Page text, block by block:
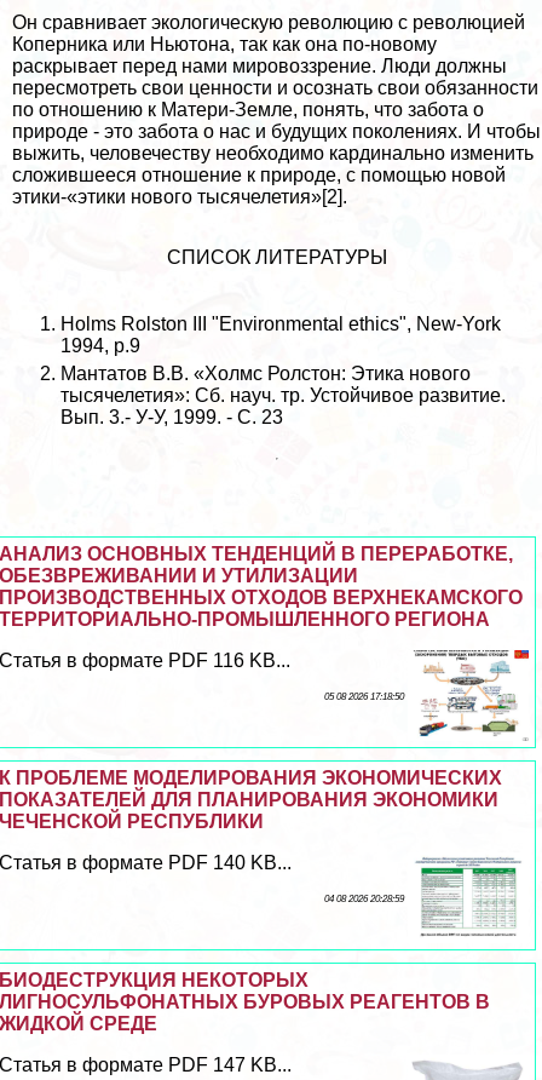
Он сравнивает экологическую революцию с революцией
Коперника или Ньютона, так как она по-новому
раскрывает перед нами мировоззрение. Люди должны
пересмотреть свои ценности и осознать свои обязанности
по отношению к Матери-Земле, понять, что забота о
природе - это забота о нас и будущих поколениях. И чтобы
выжить, человечеству необходимо кардинально изменить
сложившееся отношение к природе, с помощью новой
этики-«этики нового тысячелетия»[2].
СПИСОК ЛИТЕРАТУРЫ
Holms Rolston III "Environmental ethics", New-York
1994, p.9
Мантатов В.В. «Холмс Ролстон: Этика нового
тысячелетия»: Сб. науч. тр. Устойчивое развитие.
Вып. 3.- У-У, 1999. - С. 23
АНАЛИЗ ОСНОВНЫХ ТЕНДЕНЦИЙ В ПЕРЕРАБОТКЕ,
ОБЕЗВРЕЖИВАНИИ И УТИЛИЗАЦИИ
ПРОИЗВОДСТВЕННЫХ ОТХОДОВ ВЕРХНЕКАМСКОГО
ТЕРРИТОРИАЛЬНО-ПРОМЫШЛЕННОГО РЕГИОНА
Статья в формате PDF 116 KB...
05 08 2026 17:18:50
К ПРОБЛЕМЕ МОДЕЛИРОВАНИЯ ЭКОНОМИЧЕСКИХ
ПОКАЗАТЕЛЕЙ ДЛЯ ПЛАНИРОВАНИЯ ЭКОНОМИКИ
ЧЕЧЕНСКОЙ РЕСПУБЛИКИ
Статья в формате PDF 140 KB...
04 08 2026 20:28:59
БИОДЕСТРУКЦИЯ НЕКОТОРЫХ
ЛИГНОСУЛЬФОНАТНЫХ БУРОВЫХ РЕАГЕНТОВ В
ЖИДКОЙ СРЕДЕ
Статья в формате PDF 147 KB...